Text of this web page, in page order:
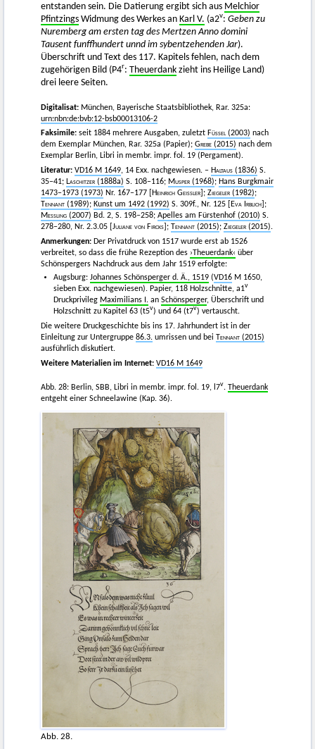
entstanden sein. Die Datierung ergibt sich aus Melchior
Pfintzings Widmung des Werkes an Karl V. (a2v: Geben zu
Nuremberg am ersten tag des Mertzen Anno domini
Tausent funffhundert unnd im sybentzehenden Jar).
Überschrift und Text des 117. Kapitels fehlen, nach dem
zugehörigen Bild (P4r: Theuerdank zieht ins Heilige Land)
drei leere Seiten.
Digitalisat: München, Bayerische Staatsbibliothek, Rar. 325a:
urn:nbn:de:bvb:12-bsb00013106-2
Faksimile: seit 1884 mehrere Ausgaben, zuletzt Füssel(2003) nach
dem Exemplar München, Rar. 325a (Papier); Grebe (2015) nach dem
Exemplar Berlin, Libri in membr. impr. fol. 19 (Pergament).
Literatur: VD16 M 1649, 14 Exx. nachgewiesen. – Haltaus (1836) S.
35–41; Laschitzer (1888a) S. 108–116; Musper (1968); Hans Burgkmair
1473–1973 (1973) Nr. 167–177 [ Heinrich Geissler] ; Ziegeler (1982);
Tennant (1989); Kunst um 1492 (1992) S. 309f., Nr. 125 [ Eva Irblich] ;
Messling (2007) Bd. 2, S. 198–258; Apelles am Fürstenhof (2010) S.
278–280, Nr. 2.3.05 [ Juliane von Fircks] ; Tennant (2015); Ziegeler (2015).
Anmerkungen: Der Privatdruck von 1517 wurde erst ab 1526
verbreitet, so dass die frühe Rezeption des ›Theuerdank‹ über
Schönspergers Nachdruck aus dem Jahr 1519 erfolgte:
Augsburg:Johannes Schönsperger d. Ä., 1519 (VD16 M 1650,
sieben Exx. nachgewiesen). Papier, 118 Holzschnitte, a1v
Druckprivileg Maximilians I. anSchönsperger, Überschrift und
Holzschnitt zu Kapitel 63 (t5v) und 64 (t7v) vertauscht.
Die weitere Druckgeschichte bis ins 17. Jahrhundert ist in der
Einleitung zur Untergruppe 86.3. umrissen und bei Tennant (2015)
ausführlich diskutiert.
Weitere Materialien im Internet: VD16 M 1649
Abb. 28: Berlin, SBB, Libri in membr. impr. fol. 19, l7v. Theuerdank
entgeht einer Schneelawine (Kap. 36).
Abb. 28.